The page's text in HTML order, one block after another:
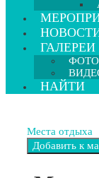
ГАЛЕРЕИ
НАЙТИ
Места отдыха